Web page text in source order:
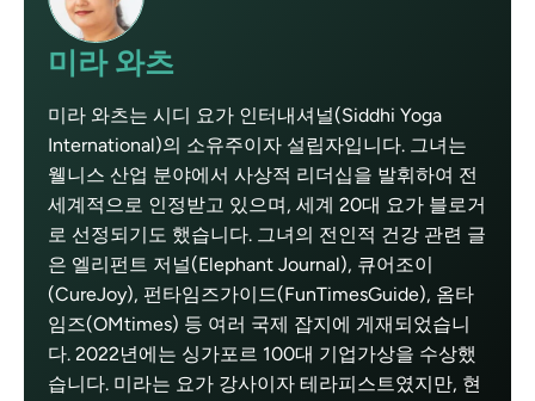
미라 와츠
미라 와츠는 시디 요가 인터내셔널(Siddhi Yoga
International)의 소유주이자 설립자입니다. 그녀는
웰니스 산업 분야에서 사상적 리더십을 발휘하여 전
세계적으로 인정받고 있으며, 세계 20대 요가 블로거
로 선정되기도 했습니다. 그녀의 전인적 건강 관련 글
은 엘리펀트 저널(Elephant Journal), 큐어조이
(CureJoy), 펀타임즈가이드(FunTimesGuide), 옴타
임즈(OMtimes) 등 여러 국제 잡지에 게재되었습니
다. 2022년에는 싱가포르 100대 기업가상을 수상했
습니다. 미라는 요가 강사이자 테라피스트였지만, 현